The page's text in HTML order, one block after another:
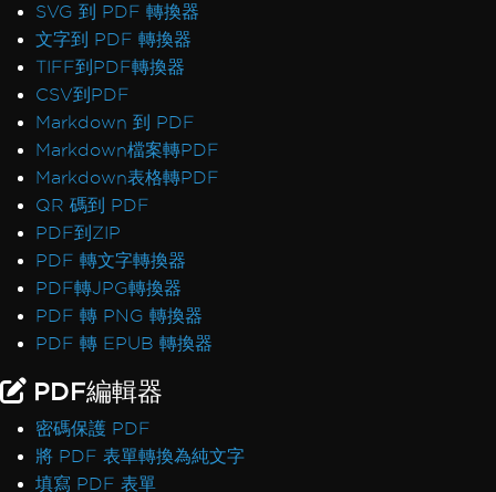
SVG 到 PDF 轉換器
文字到 PDF 轉換器
TIFF到PDF轉換器
CSV到PDF
Markdown 到 PDF
Markdown檔案轉PDF
Markdown表格轉PDF
QR 碼到 PDF
PDF到ZIP
PDF 轉文字轉換器
PDF轉JPG轉換器
PDF 轉 PNG 轉換器
PDF 轉 EPUB 轉換器
PDF編輯器
密碼保護 PDF
將 PDF 表單轉換為純文字
填寫 PDF 表單